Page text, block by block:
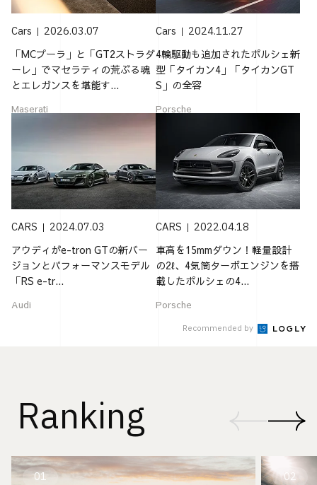
Cars 2026.03.07
「MCプーラ」と「GT2ストラダ
ーレ」でマセラティの荒ぶる魂
とエレガンスを堪能す...
Maserati
Cars 2024.11.27
4輪駆動も追加されたポルシェ新
型「タイカン4」「タイカンGT
S」の全容
Porsche
CARS 2024.07.03
アウディがe-tron GTの新バー
ジョンとパフォーマンスモデル
「RS e-tr...
Audi
CARS 2022.04.18
車高を15mmダウン！軽量設計
の2ℓ、4気筒ターボエンジンを搭
載したポルシェの4...
Porsche
Recommended by
Ranking
01 02